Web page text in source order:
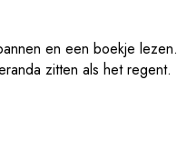
en een boekje
zitten als het regent.